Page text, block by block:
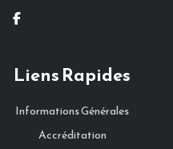
Liens Rapides
Informations Générales
Accréditation